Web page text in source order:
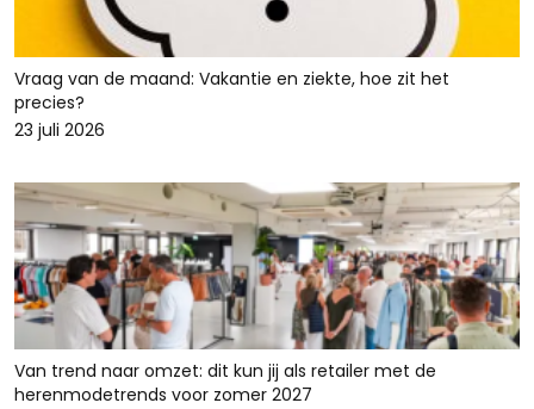
Vraag van de maand: Vakantie en ziekte, hoe zit het
precies?
23 juli 2026
Van trend naar omzet: dit kun jij als retailer met de
herenmodetrends voor zomer 2027